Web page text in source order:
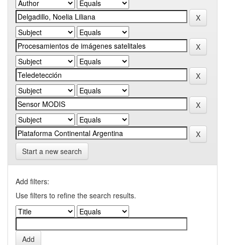
Start a new search
Add filters:
Use filters to refine the search results.